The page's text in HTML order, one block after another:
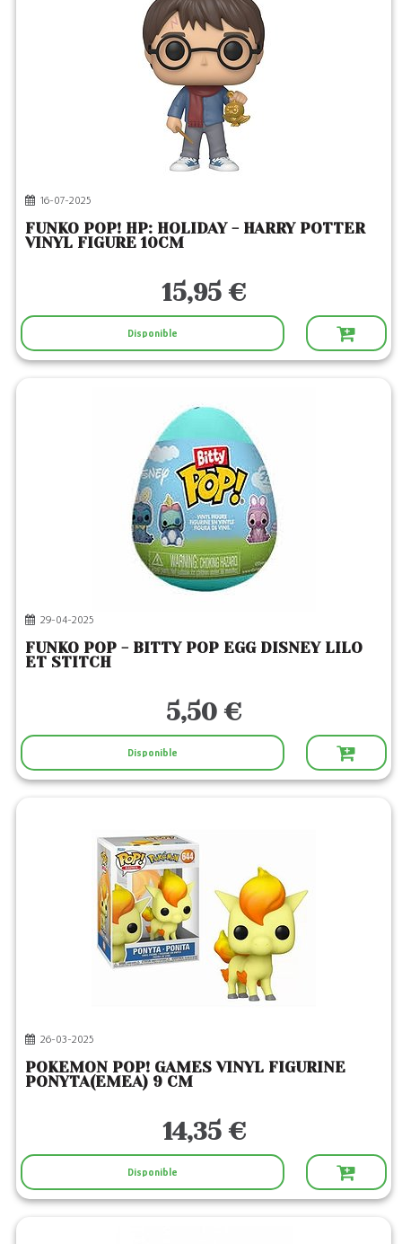
16-07-2025
FUNKO POP! HP: HOLIDAY - HARRY POTTER
VINYL FIGURE 10CM
15,95 €
Disponible
29-04-2025
FUNKO POP - BITTY POP EGG DISNEY LILO
ET STITCH
5,50 €
Disponible
26-03-2025
POKEMON POP! GAMES VINYL FIGURINE
PONYTA(EMEA) 9 CM
14,35 €
Disponible